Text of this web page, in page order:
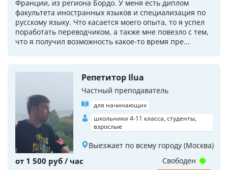
Франции, из региона Бордо. У меня есть диплом
факультета иностранных языков и специализация по
русскому языку. Что касается моего опыта, то я успел
поработать переводчиком, а также мне повезло с тем,
что я получил возможность какое-то время пре...
Репетитор Ilua
Частный преподаватель
для начинающих
школьники 4-11 класса, студенты,
взрослые
Выезжает по всему городу (Москва)
от 1 500 руб / час Свободен